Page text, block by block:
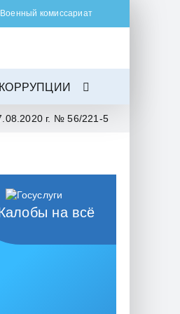
Военный комиссариат
г. № 56/221-5
на всё